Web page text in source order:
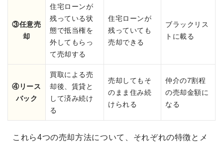
③任意売
却
住宅ローンが
残っている状
態で抵当権を
外してもらっ
て売却する
住宅ローンが
残っていても
売却できる
ブラックリス
トに載る
④リース
バック
買取による売
却後、賃貸と
して済み続け
る
売却してもそ
のまま住み続
けられる
仲介の7割程
の売却金額に
なる
これら4つの売却方法について、それぞれの特徴とメ